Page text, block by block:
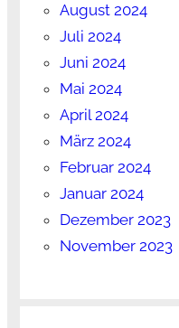
August 2024
Juli 2024
Juni 2024
Mai 2024
April 2024
März 2024
Februar 2024
Januar 2024
Dezember 2023
November 2023